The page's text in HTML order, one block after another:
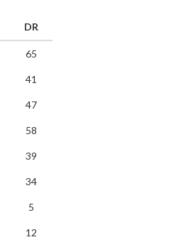
DR
65
41
47
58
39
34
5
12